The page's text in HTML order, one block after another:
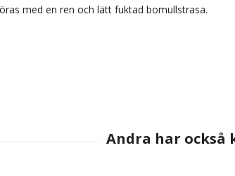
med en ren och lätt fuktad bomullstrasa.